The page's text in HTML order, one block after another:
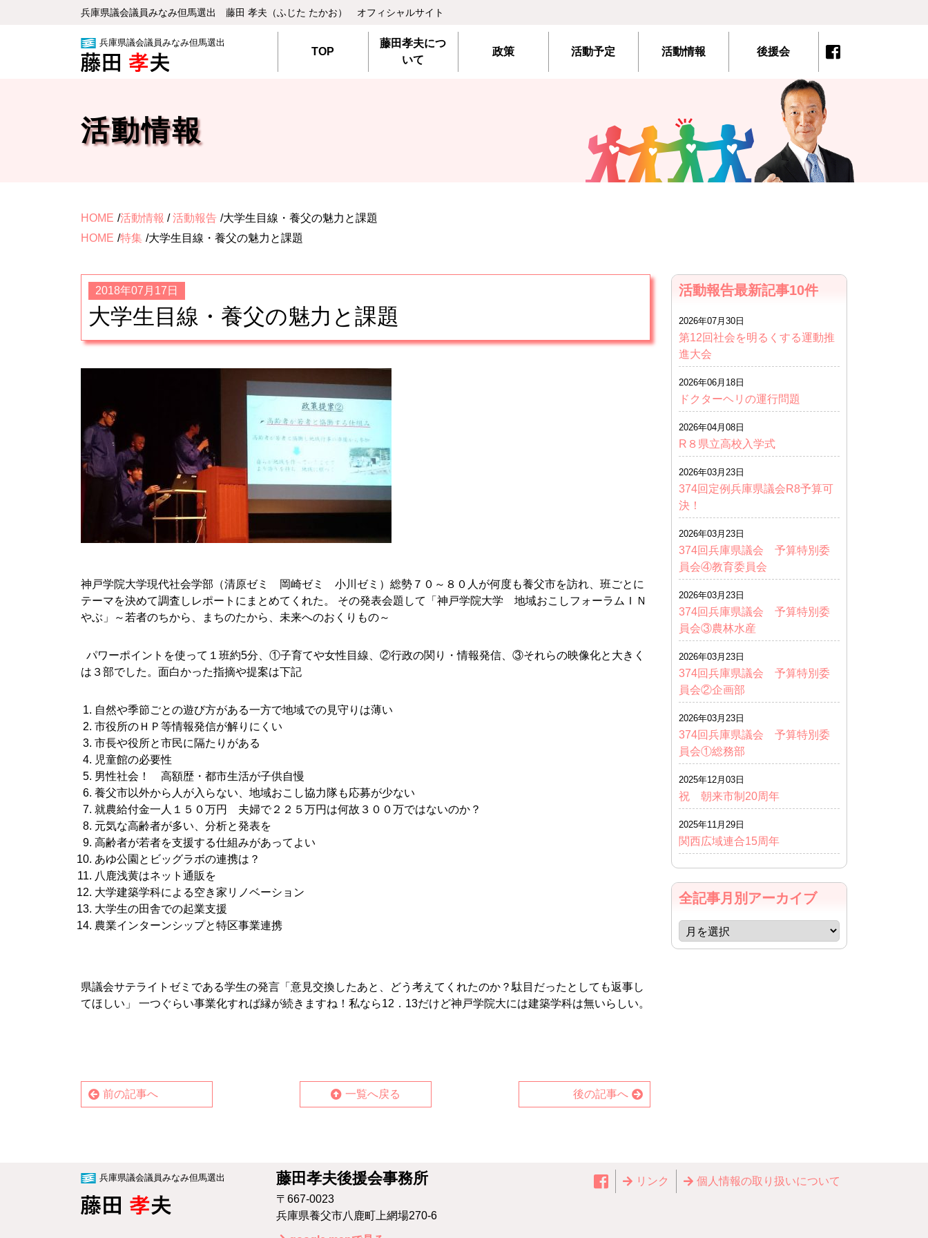
兵庫県議会議員みなみ但⾺選出 藤⽥ 孝夫（ふじた たかお） オフィシャルサイト
兵庫県議会議員みなみ但馬選出
TOP
藤田孝夫につ
いて
政策 活動予定 活動情報 後援会
活動情報
HOME 活動情報 /活動報告 大学生目線・養父の魅力と課題
HOME 特集 大学生目線・養父の魅力と課題
2018年07月17日
大学生目線・養父の魅力と課題
神戸学院大学現代社会学部（清原ゼミ 岡崎ゼミ 小川ゼミ）総勢７０～８０人が何度も養父市を訪れ、班ごとに
テーマを決めて調査しレポートにまとめてくれた。 その発表会題して「神戸学院大学 地域おこしフォーラムＩＮ
やぶ」～若者のちから、まちのたから、未来へのおくりもの～
パワーポイントを使って１班約5分、①子育てや女性目線、②行政の関り・情報発信、③それらの映像化と大きく
は３部でした。面白かった指摘や提案は下記
自然や季節ごとの遊び方がある一方で地域での見守りは薄い
市役所のＨＰ等情報発信が解りにくい
市長や役所と市民に隔たりがある
児童館の必要性
男性社会！ 高額歴・都市生活が子供自慢
養父市以外から人が入らない、地域おこし協力隊も応募が少ない
就農給付金一人１５０万円 夫婦で２２５万円は何故３００万ではないのか？
元気な高齢者が多い、分析と発表を
高齢者が若者を支援する仕組みがあってよい
あゆ公園とビッグラボの連携は？
八鹿浅黄はネット通販を
大学建築学科による空き家リノベーション
大学生の田舎での起業支援
農業インターンシップと特区事業連携
県議会サテライトゼミである学生の発言「意見交換したあと、どう考えてくれたのか？駄目だったとしても返事し
てほしい」 一つぐらい事業化すれば縁が続きますね！私なら12．13だけど神戸学院大には建築学科は無いらしい。
前の記事へ 後の記事へ
一覧へ戻る
活動報告最新記事10件
2026年07月30日
第12回社会を明るくする運動推
進大会
2026年06月18日
ドクターヘリの運行問題
2026年04月08日
R８県立高校入学式
2026年03月23日
374回定例兵庫県議会R8予算可
決！
2026年03月23日
374回兵庫県議会 予算特別委
員会④教育委員会
2026年03月23日
374回兵庫県議会 予算特別委
員会③農林水産
2026年03月23日
374回兵庫県議会 予算特別委
員会②企画部
2026年03月23日
374回兵庫県議会 予算特別委
員会①総務部
2025年12月03日
祝 朝来市制20周年
2025年11月29日
関西広域連合15周年
全記事月別アーカイブ
リンク 個⼈情報の取り扱いについて
兵庫県議会議員みなみ但馬選出 藤田孝夫後援会事務所
〒667-0023
兵庫県養⽗市⼋⿅町上網場270-6